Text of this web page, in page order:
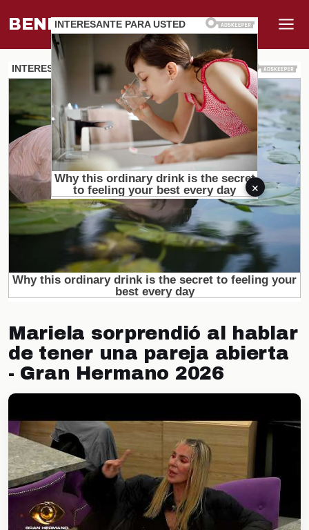
BENEFI.MUNDO
Mariela sorprendió al hablar
de tener una pareja abierta
- Gran Hermano 2026
×